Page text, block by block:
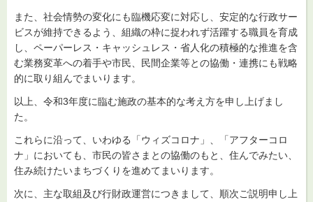
また、社会情勢の変化にも臨機応変に対応し、安定的な行政サー
ビスが維持できるよう、組織の枠に捉われず活躍する職員を育成
し、ペーパーレス・キャッシュレス・省人化の積極的な推進を含
む業務変革への着手や市民、民間企業等との協働・連携にも戦略
的に取り組んでまいります。
以上、令和3年度に臨む施政の基本的な考え方を申し上げまし
た。
これらに沿って、いわゆる「ウィズコロナ」、「アフターコロ
ナ」においても、市民の皆さまとの協働のもと、住んでみたい、
住み続けたいまちづくりを進めてまいります。
次に、主な取組及び行財政運営につきまして、順次ご説明申し上